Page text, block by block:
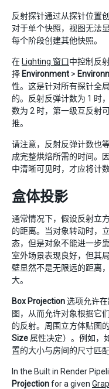
反射探针通过从探针位置
对于单个快照，视图无法
每个阶段创建其他快照。
在 Lighting 窗口中控制反
择 Environment >
性。这是针对所有探针全
的。反射反弹计数为 1 时
数为 2 时，第一级互反射
推。
请注意，反射反弹计数也
成完整烘焙所需的时间。
中清晰可见时，才应将计
盒体投影
通常情况下，假设反射立
的距离。当对象转动时，
态，但是对象不能进一步
室外场景表现良好，但其
壁显然不是无限远的距离
大。
Box Projection选项允许
图，从而允许对象根据它
的反射。周围立方体贴图
Size 属性决定）。例如，
置的大小与房间的尺寸匹配
In the Built in Render
Projectionfor a given